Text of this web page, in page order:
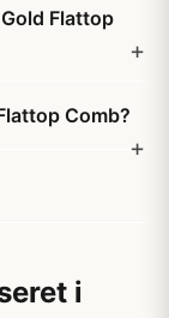
Flattop
Comb?
i